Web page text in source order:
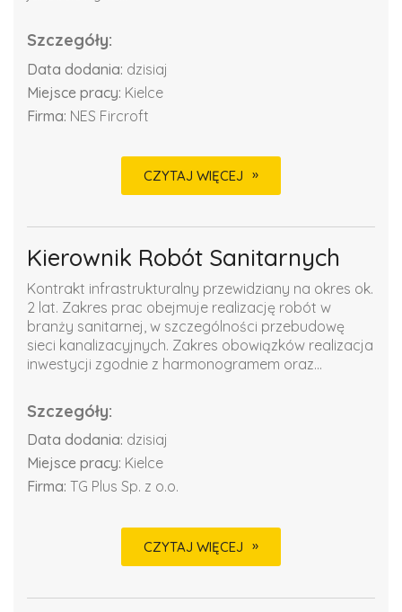
Szczegóły:
Data dodania: dzisiaj
Miejsce pracy: Kielce
Firma: NES Fircroft
CZYTAJ WIĘCEJ
Kierownik Robót Sanitarnych
Kontrakt infrastrukturalny przewidziany na okres ok.
2 lat. Zakres prac obejmuje realizację robót w
branży sanitarnej, w szczególności przebudowę
sieci kanalizacyjnych. Zakres obowiązków realizacja
inwestycji zgodnie z harmonogramem oraz...
Szczegóły:
Data dodania: dzisiaj
Miejsce pracy: Kielce
Firma: TG Plus Sp. z o.o.
CZYTAJ WIĘCEJ